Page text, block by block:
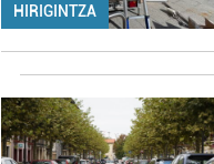
HIRIGINTZA